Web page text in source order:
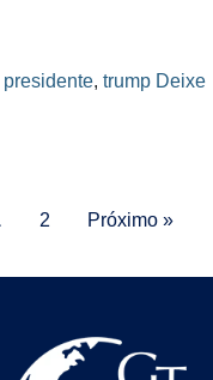
presidente, trump Deixe
2 Próximo »